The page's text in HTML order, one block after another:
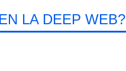
LA DEEP WEB?